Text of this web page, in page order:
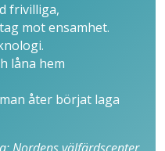
frivilliga,
mot ensamhet.
låna hem
åter börjat laga